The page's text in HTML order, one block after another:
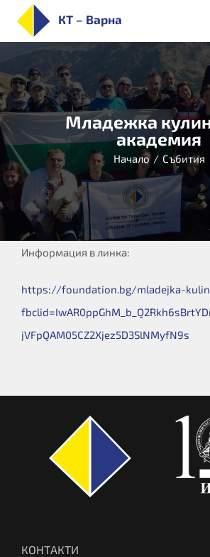
content
КТ – Варна
НАЧАЛО
ЗА КОЛЕЖА
ПРИЕМ
СПЕЦИАЛНОСТИ
СТУДЕНТИ
ОБУЧЕНИЕ
КАРИЕРИ
АЛУМНИ/РЕАЛИЗАЦИЯ
БЮЛЕТИН
Младежка
академия
Начало / Събития
Информация в линка:
https://foundation.bg/mladejka-
jVFpQAM05CZ2Xjez5D3SlNMyfN9s
КОНТАКТИ